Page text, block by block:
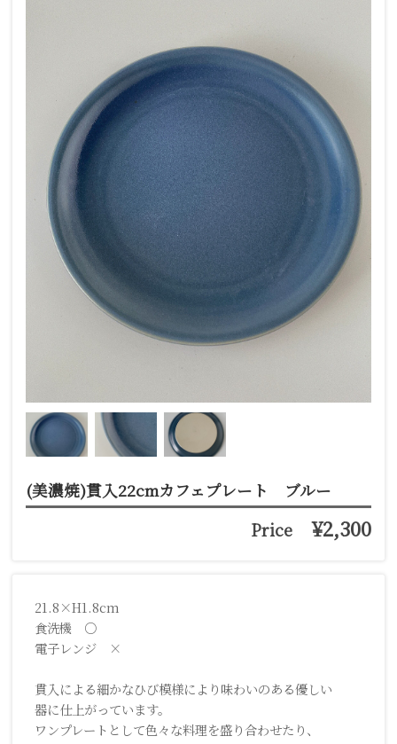
(美濃焼)貫入22cmカフェプレート ブルー
Price ¥2,300
21.8×H1.8cm
食洗機 ○
電子レンジ ×
貫入による細かなひび模様により味わいのある優しい
器に仕上がっています。
ワンプレートとして色々な料理を盛り合わせたり、